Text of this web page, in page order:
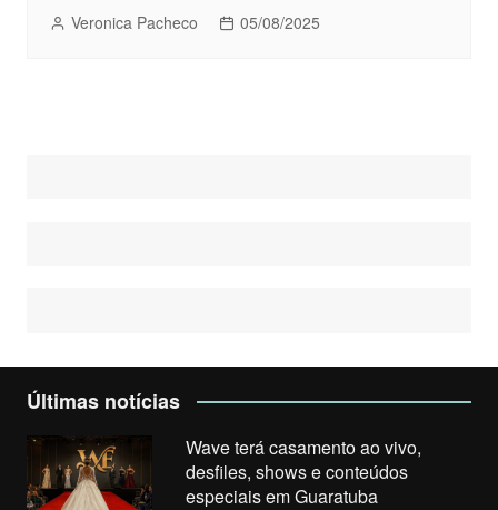
Veronica Pacheco 05/08/2025
Últimas notícias
Wave terá casamento ao vivo,
desfiles, shows e conteúdos
especiais em Guaratuba